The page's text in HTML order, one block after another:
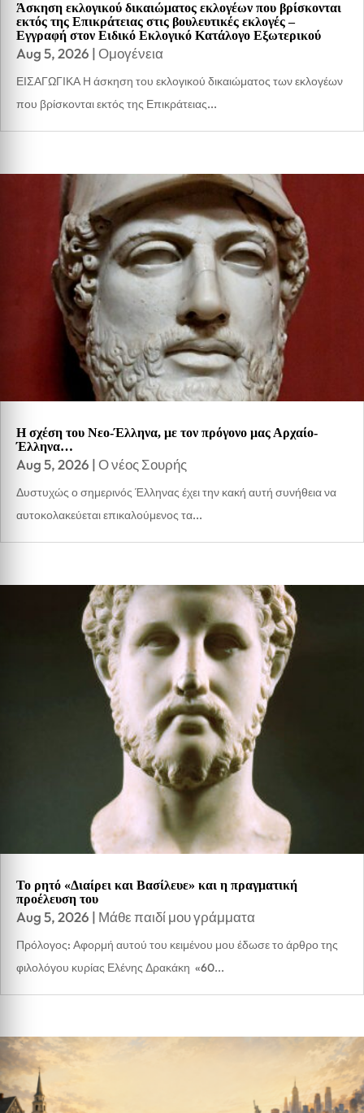
Άσκηση εκλογικού δικαιώματος εκλογέων που βρίσκονται
εκτός της Επικράτειας στις βουλευτικές εκλογές –
Εγγραφή στον Ειδικό Εκλογικό Κατάλογο Εξωτερικού
Aug 5, 2026 |Ομογένεια
ΕΙΣΑΓΩΓΙΚΑ Η άσκηση του εκλογικού δικαιώματος των εκλογέων
που βρίσκονται εκτός της Επικράτειας...
Η σχέση του Νεο-Έλληνα, με τον πρόγονο μας Αρχαίο-
Έλληνα…
Aug 5, 2026 |Ο νέος Σουρής
Δυστυχώς ο σημερινός Έλληνας έχει την κακή αυτή συνήθεια να
αυτοκολακεύεται επικαλούμενος τα...
Το ρητό «Διαίρει και Βασίλευε» και η πραγματική
προέλευση του
Aug 5, 2026 | Μάθε παιδί μου γράμματα
Πρόλογος: Αφορμή αυτού του κειμένου μου έδωσε το άρθρο της
φιλολόγου κυρίας Ελένης Δρακάκη «60...